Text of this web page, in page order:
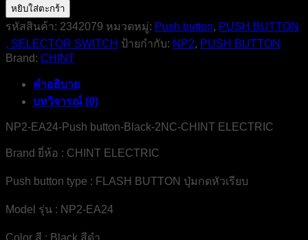
NP2-
EA24-
Push
button-
Black-
CHINT
ELECTRIC
ชิ้น
หยิบใส่ตะกร้า
รหัสสินค้า: 2342079 หมวดหมู่: Push button, PUSH BUTTON
, SELECTOR SWITCH ป้ายกำกับ: NP2, PUSH BUTTON
Brand: CHINT
คำอธิบาย
บทวิจารณ์ (0)
NP2-EA24-Push button-Black-2NC-CHINT ELECTRIC
Brand ยี่ห้อ : CHINT ELECTRIC
Push button type : FLASH BUTTON ปุ่มกดหัวเรียบ
Model รุ่น : NP2-EA24
Color สี : Black สีดำ